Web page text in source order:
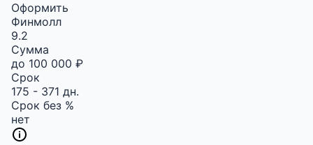
Оформить
Финмолл
9.2
Сумма
до 100 000 ₽
Срок
175 - 371 дн.
Срок без %
нет